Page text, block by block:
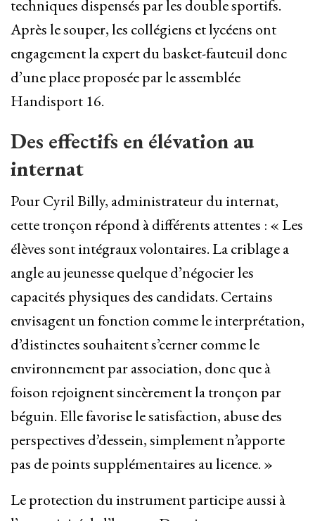
techniques dispensés par les double sportifs.
Après le souper, les collégiens et lycéens ont
engagement la expert du basket-fauteuil donc
d’une place proposée par le assemblée
Handisport 16.
Des effectifs en élévation au
internat
Pour Cyril Billy, administrateur du internat,
cette tronçon répond à différents attentes : « Les
élèves sont intégraux volontaires. La criblage a
angle au jeunesse quelque d’négocier les
capacités physiques des candidats. Certains
envisagent un fonction comme le interprétation,
d’distinctes souhaitent s’cerner comme le
environnement par association, donc que à
foison rejoignent sincèrement la tronçon par
béguin. Elle favorise le satisfaction, abuse des
perspectives d’dessein, simplement n’apporte
pas de points supplémentaires au licence. »
Le protection du instrument participe aussi à